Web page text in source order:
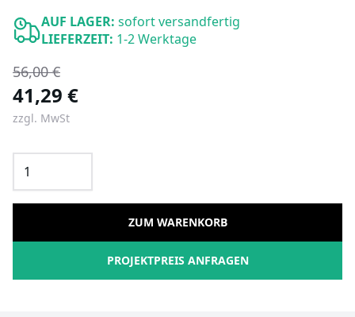
AUF LAGER: sofort versandfertig
LIEFERZEIT: 1-2 Werktage
56,00 €
41,29 €
zzgl. MwSt
ZUM WARENKORB
PROJEKTPREIS ANFRAGEN